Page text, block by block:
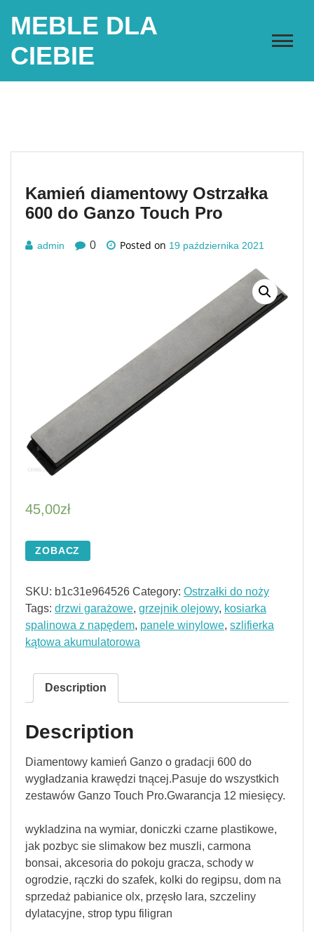
MEBLE DLA
CIEBIE
Kamień diamentowy Ostrzałka
600 do Ganzo Touch Pro
admin 0 Posted on 19 października 2021
45,00zł
ZOBACZ
SKU: b1c31e964526 Category: Ostrzałki do noży
Tags: drzwi garażowe, grzejnik olejowy, kosiarka
spalinowa z napędem, panele winylowe, szlifierka
kątowa akumulatorowa
Description
Description
Diamentowy kamień Ganzo o gradacji 600 do
wygładzania krawędzi tnącej.Pasuje do wszystkich
zestawów Ganzo Touch Pro.Gwarancja 12 miesięcy.
wykladzina na wymiar, doniczki czarne plastikowe,
jak pozbyc sie slimakow bez muszli, carmona
bonsai, akcesoria do pokoju gracza, schody w
ogrodzie, rączki do szafek, kolki do regipsu, dom na
sprzedaż pabianice olx, przęsło lara, szczeliny
dylatacyjne, strop typu filigran